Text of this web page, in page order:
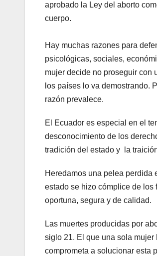
aprobado la Ley del aborto
cuerpo.
Hay muchas razones para
psicológicas, sociales,
mujer decide no proseguir con
los países lo va demostrando.
razón prevalece.
El Ecuador es especial en el
desconocimiento de los
tradición del estado y la
Heredamos una pelea perdida
estado se hizo cómplice de
oportuna, segura y de calidad.
Las muertes producidas por
siglo 21. El que una sola
comprometa a solucionar esta